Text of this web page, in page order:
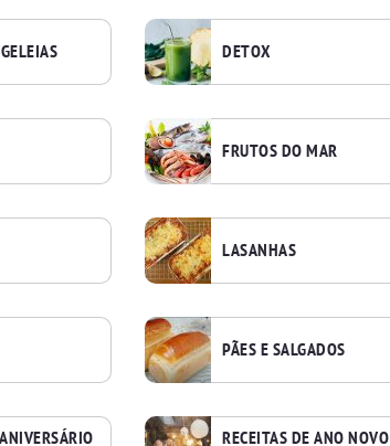
DETOX
FRUTOS DO MAR
LASANHAS
PÃES E SALGADOS
RECEITAS DE ANO NOVO